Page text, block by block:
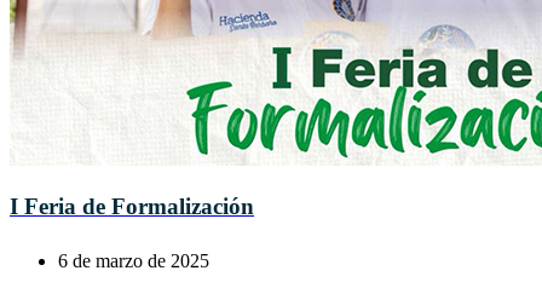
I Feria de Formalización
6 de marzo de 2025